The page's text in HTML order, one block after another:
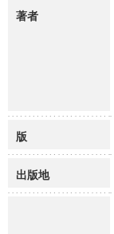
著者
版
出版地